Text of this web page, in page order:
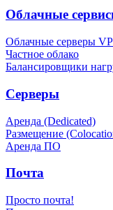
Облачные
Облачные серверы
Частное облако
Балансировщики
Серверы
Аренда (Dedicated)
Размещение
Аренда ПО
Почта
Просто почта!